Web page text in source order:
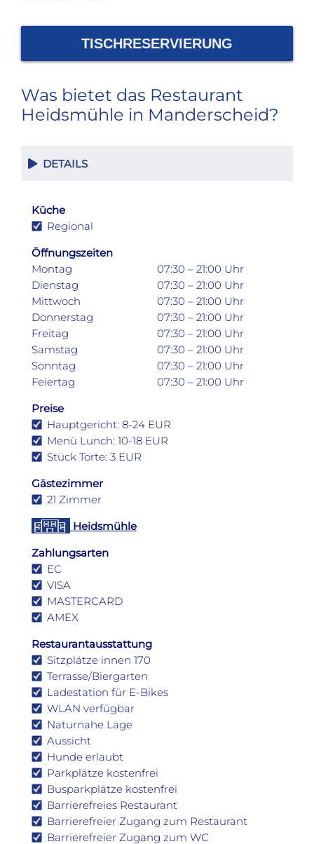
TISCHRESERVIERUNG
Was bietet das Restaurant
Heidsmühle in Manderscheid?
DETAILS
Küche
Regional
Öffnungszeiten
Montag
07:30 – 21:00 Uhr
Dienstag
07:30 – 21:00 Uhr
Mittwoch
07:30 – 21:00 Uhr
Donnerstag
07:30 – 21:00 Uhr
Freitag
07:30 – 21:00 Uhr
Samstag
07:30 – 21:00 Uhr
Sonntag
07:30 – 21:00 Uhr
Feiertag
07:30 – 21:00 Uhr
Preise
Hauptgericht: 8-24 EUR
Menü Lunch: 10-18 EUR
Stück Torte: 3 EUR
Gästezimmer
21 Zimmer
Heidsmühle
Zahlungsarten
EC
VISA
MASTERCARD
AMEX
Restaurantausstattung
Sitzplätze innen 170
Terrasse/Biergarten
Ladestation für E-Bikes
WLAN verfügbar
Naturnahe Lage
Aussicht
Hunde erlaubt
Parkplätze kostenfrei
Busparkplätze kostenfrei
Barrierefreies Restaurant
Barrierefreier Zugang zum Restaurant
Barrierefreier Zugang zum WC